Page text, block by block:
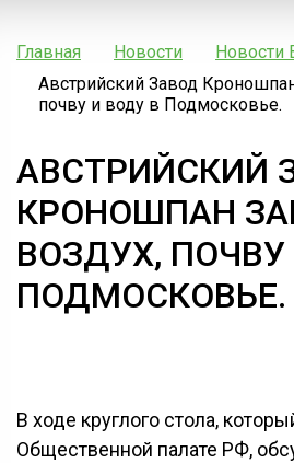
Главная Новости
Новости
Австрийский Завод
почву и воду в Подмосковье.
АВСТРИЙСКИЙ
КРОНОШПАН
ВОЗДУХ,
ПОДМОСКОВЬЕ.
В ходе круглого стола,
Общественной палате РФ,